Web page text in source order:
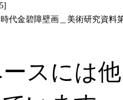
代金碧障壁画＿美術研究資料
スには